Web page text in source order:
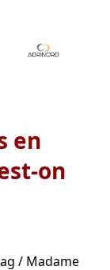
en
on
/ Madame